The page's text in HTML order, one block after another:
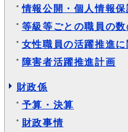
情報公開・個人情報
等級等ごとの職員の
女性職員の活躍推進
障害者活躍推進計画
財政係
予算・決算
財政事情